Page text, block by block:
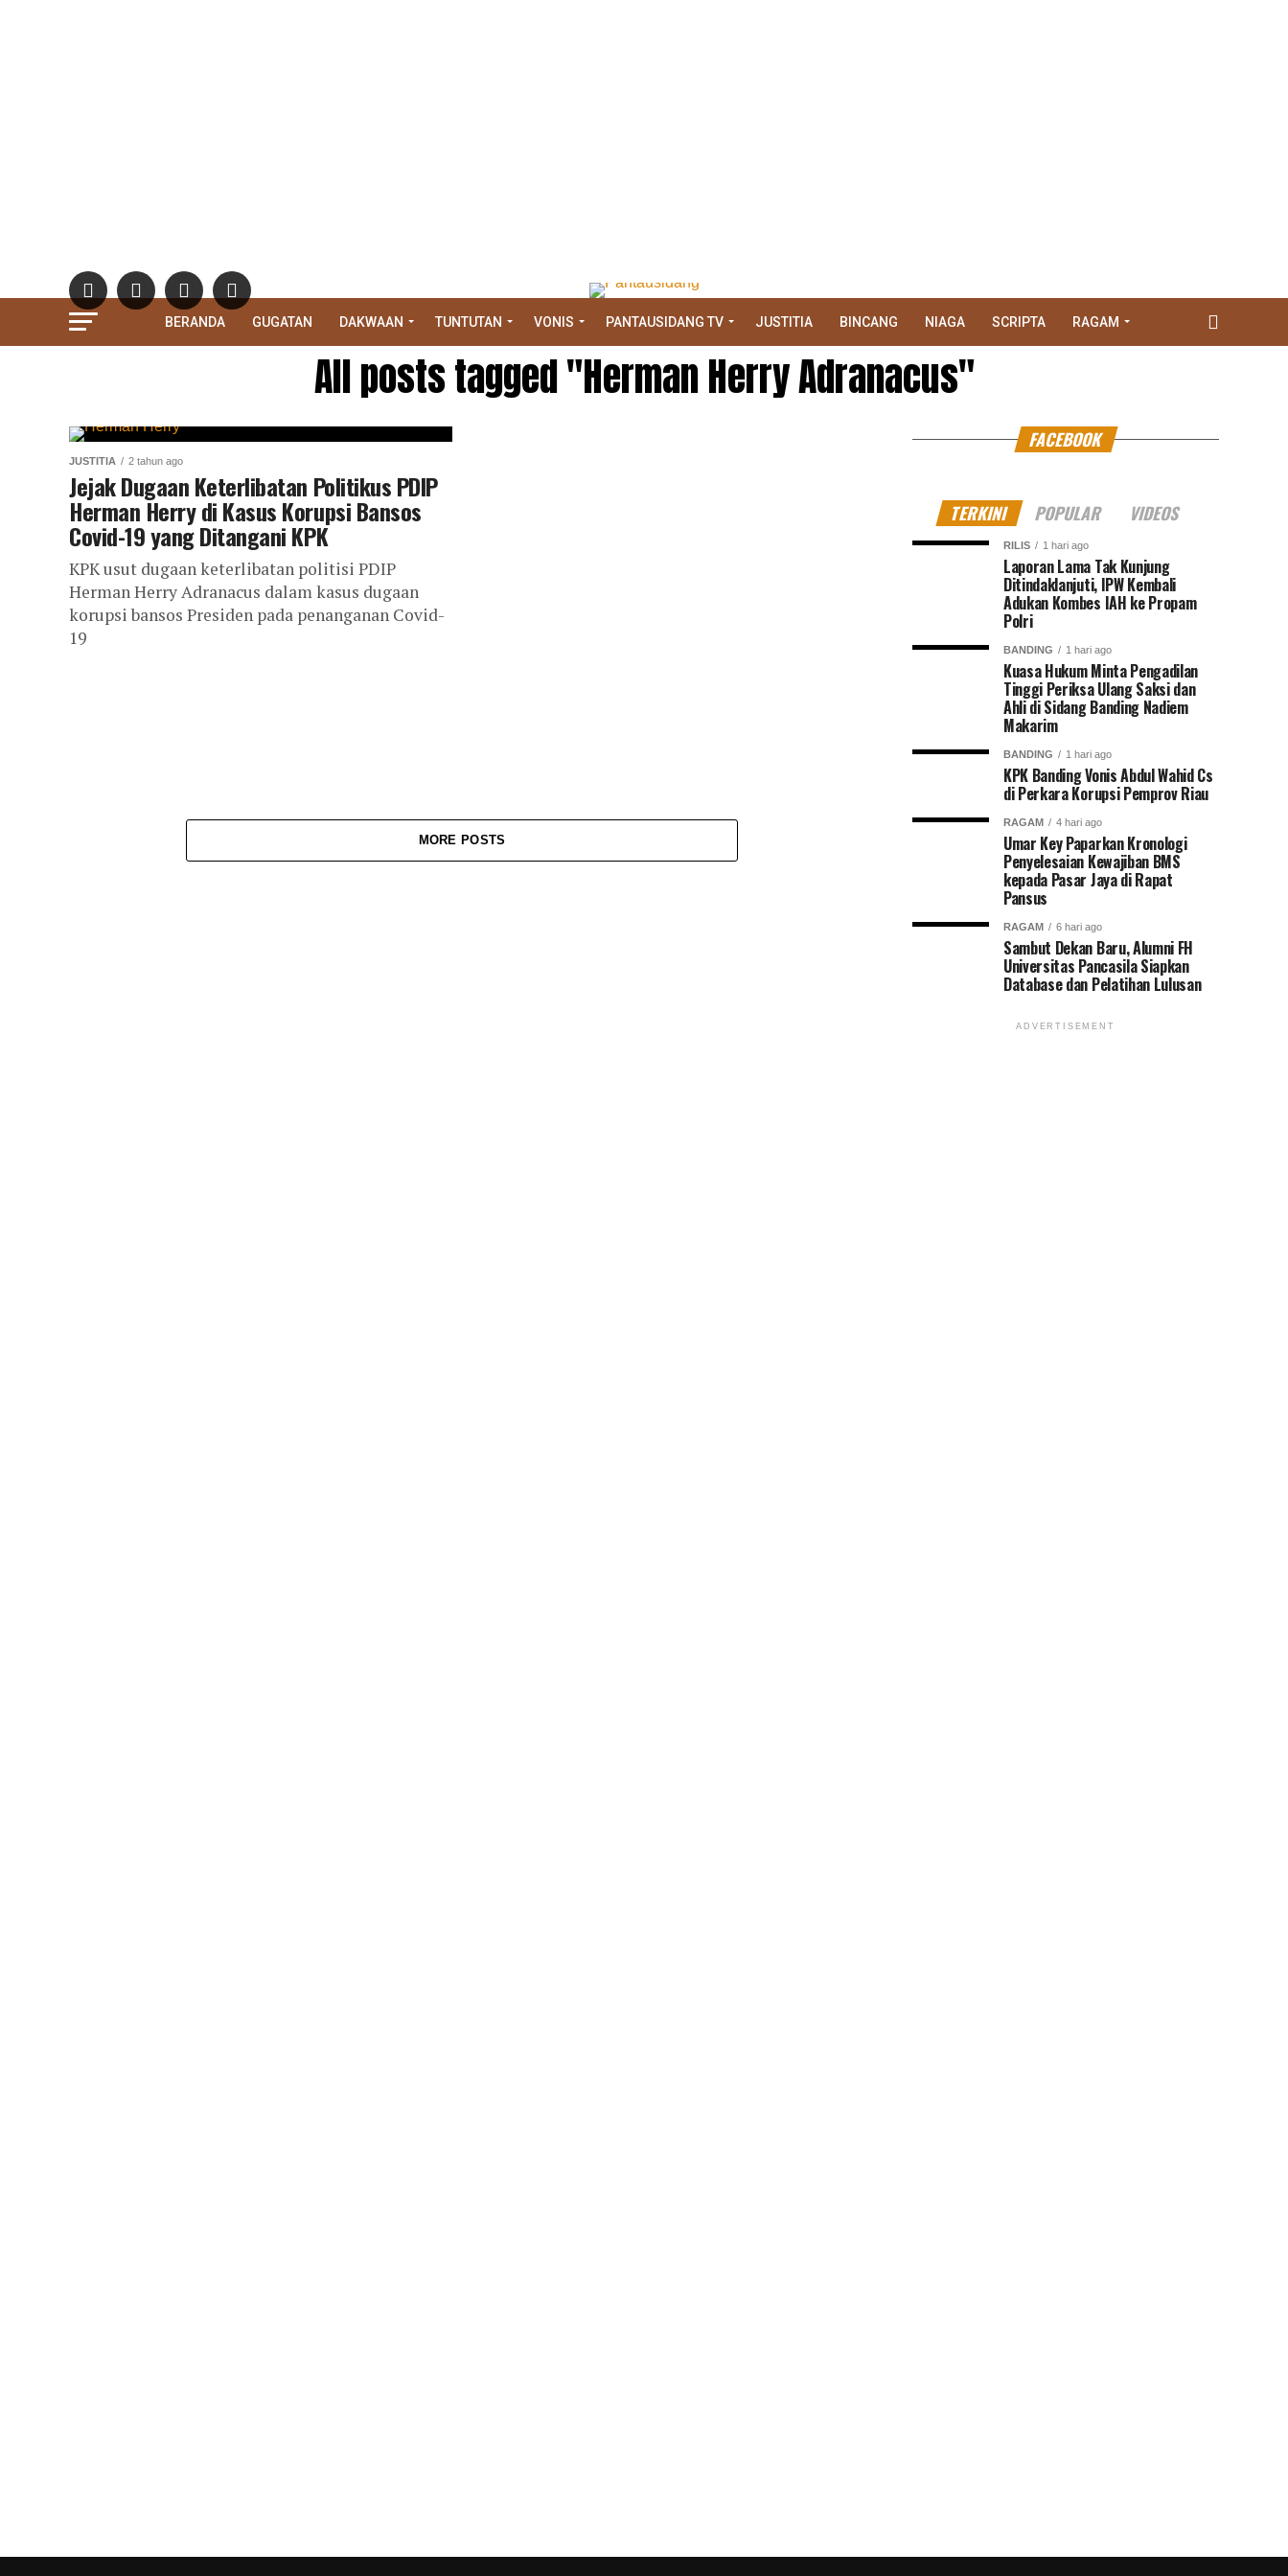
BERANDA GUGATAN DAKWAAN TUNTUTAN VONIS PANTAUSIDANG TV JUSTITIA BINCANG NIAGA SCRIPTA RAGAM
All posts tagged "Herman Herry Adranacus"
JUSTITIA 2 tahun ago
Jejak Dugaan Keterlibatan Politikus PDIP
Herman Herry di Kasus Korupsi Bansos
Covid-19 yang Ditangani KPK
KPK usut dugaan keterlibatan politisi PDIP
Herman Herry Adranacus dalam kasus dugaan
korupsi bansos Presiden pada penanganan Covid-
19
MORE POSTS
FACEBOOK
TERKINI POPULAR VIDEOS
RILIS 1 hari ago
Laporan Lama Tak Kunjung
Ditindaklanjuti, IPW Kembali
Adukan Kombes IAH ke Propam
Polri
BANDING 1 hari ago
Kuasa Hukum Minta Pengadilan
Tinggi Periksa Ulang Saksi dan
Ahli di Sidang Banding Nadiem
Makarim
BANDING 1 hari ago
KPK Banding Vonis Abdul Wahid Cs
di Perkara Korupsi Pemprov Riau
RAGAM 4 hari ago
Umar Key Paparkan Kronologi
Penyelesaian Kewajiban BMS
kepada Pasar Jaya di Rapat
Pansus
RAGAM 6 hari ago
Sambut Dekan Baru, Alumni FH
Universitas Pancasila Siapkan
Database dan Pelatihan Lulusan
ADVERTISEMENT